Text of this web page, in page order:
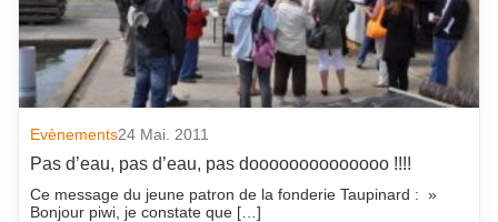
Evènements24 Mai. 2011
Pas d’eau, pas d’eau, pas doooooooooooooo !!!!
Ce message du jeune patron de la fonderie Taupinard : »
Bonjour piwi, je constate que […]